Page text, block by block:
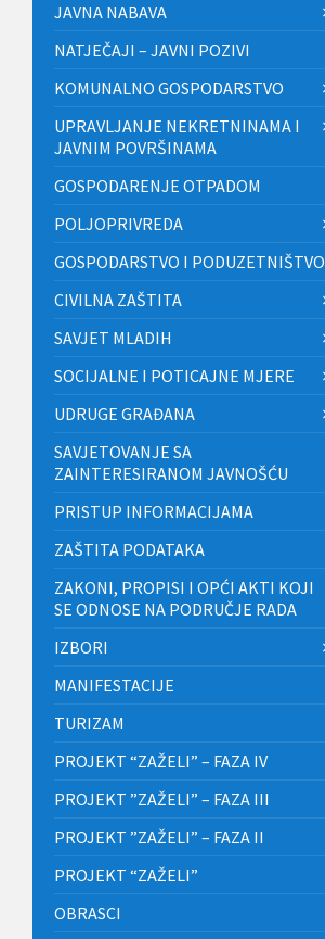
JAVNA NABAVA
NATJEČAJI – JAVNI POZIVI
KOMUNALNO GOSPODARSTVO
UPRAVLJANJE NEKRETNINAMA I
JAVNIM POVRŠINAMA
GOSPODARENJE OTPADOM
POLJOPRIVREDA
GOSPODARSTVO I PODUZETNIŠTVO
CIVILNA ZAŠTITA
SAVJET MLADIH
SOCIJALNE I POTICAJNE MJERE
UDRUGE GRAĐANA
SAVJETOVANJE SA
ZAINTERESIRANOM JAVNOŠĆU
PRISTUP INFORMACIJAMA
ZAŠTITA PODATAKA
ZAKONI, PROPISI I OPĆI AKTI KOJI
SE ODNOSE NA PODRUČJE RADA
IZBORI
MANIFESTACIJE
TURIZAM
PROJEKT “ZAŽELI” – FAZA IV
PROJEKT ”ZAŽELI” – FAZA III
PROJEKT ”ZAŽELI” – FAZA II
PROJEKT “ZAŽELI”
OBRASCI